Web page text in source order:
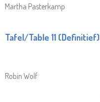
Martha Pasterkamp
Tafel/Table 11 (Definitief)
Robin Wolf